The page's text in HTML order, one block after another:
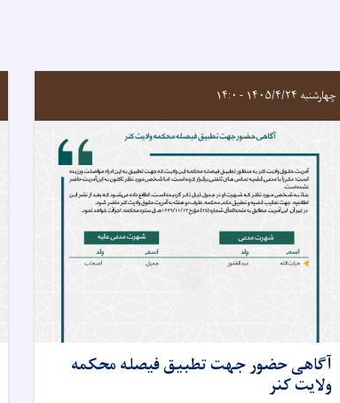
چهارشنبه ۱۴۰۵/۴/۲۴ - ۱۴:۰
آگاهی حضور جهت تطبیق فیصله محکمه
ولایت کنر